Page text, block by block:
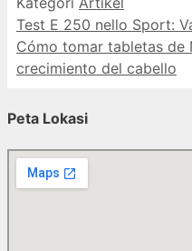
Test E 250 nello Sport:
Cómo tomar tabletas de
crecimiento del cabello
Peta Lokasi